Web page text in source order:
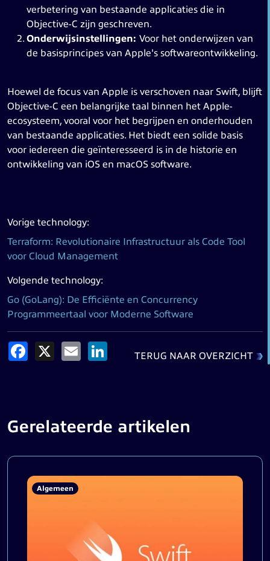
verbetering van bestaande applicaties die in
Objective-C zijn geschreven.
Onderwijsinstellingen: Voor het onderwijzen van
de basisprincipes van Apple's softwareontwikkeling.
Hoewel de focus van Apple is verschoven naar Swift, blijft
Objective-C een belangrijke taal binnen het Apple-
ecosysteem, vooral voor het begrijpen en onderhouden
van bestaande applicaties. Het biedt een solide basis
voor iedereen die geïnteresseerd is in de historie en
ontwikkeling van iOS en macOS software.
Vorige technology:
Terraform: Revolutionaire Infrastructuur als Code Tool
voor Cloud Management
Volgende technology:
Go (GoLang): De Efficiënte en Concurrency
Programmeertaal voor Moderne Software
Facebook Email
TERUG NAAR OVERZICHT
Gerelateerde artikelen
Algemeen